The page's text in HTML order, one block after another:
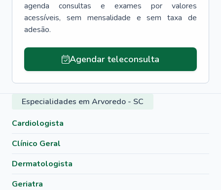
agenda consultas e exames por valores
acessíveis, sem mensalidade e sem taxa de
adesão.
Agendar teleconsulta
Especialidades em Arvoredo - SC
Cardiologista
Clínico Geral
Dermatologista
Geriatra